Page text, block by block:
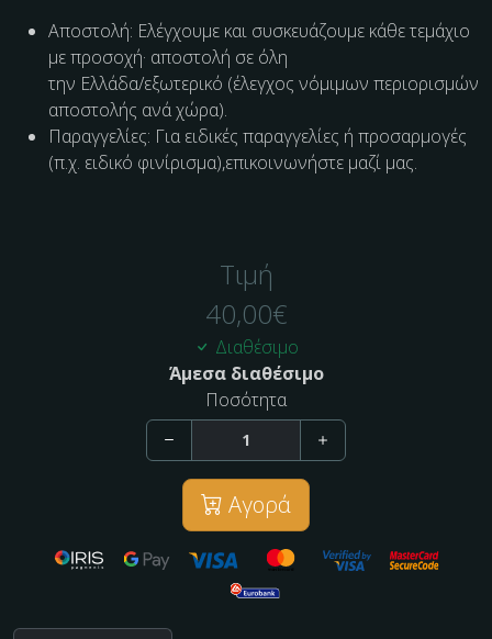
Αποστολή: Ελέγχουμε και συσκευάζουμε κάθε τεμάχιο
με προσοχή· αποστολή σε όλη
την Ελλάδα/εξωτερικό (έλεγχος νόμιμων περιορισμών
αποστολής ανά χώρα).
Παραγγελίες: Για ειδικές παραγγελίες ή προσαρμογές
(π.χ. ειδικό φινίρισμα),επικοινωνήστε μαζί μας.
Τιμή
40,00€
Διαθέσιμο
Άμεσα διαθέσιμο
Ποσότητα
Αγορά